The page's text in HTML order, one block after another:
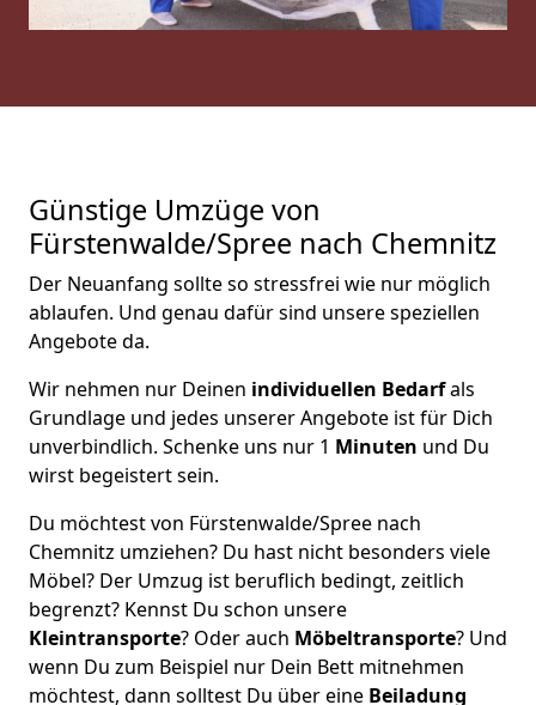
Günstige Umzüge von
Fürstenwalde/Spree nach Chemnitz
Der Neuanfang sollte so stressfrei wie nur möglich
ablaufen. Und genau dafür sind unsere speziellen
Angebote da.
Wir nehmen nur Deinen individuellen Bedarfals
Grundlage und jedes unserer Angebote ist für Dich
unverbindlich. Schenke uns nur 1 Minuten und Du
wirst begeistert sein.
Du möchtest von Fürstenwalde/Spree nach
Chemnitz umziehen? Du hast nicht besonders viele
Möbel? Der Umzug ist beruflich bedingt, zeitlich
begrenzt? Kennst Du schon unsere
Kleintransporte? Oder auch Möbeltransporte? Und
wenn Du zum Beispiel nur Dein Bett mitnehmen
möchtest, dann solltest Du über eine Beiladung